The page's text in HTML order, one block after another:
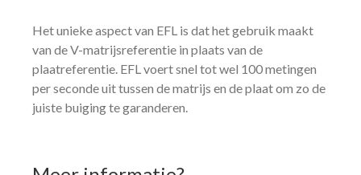
Het unieke aspect van EFL is dat het gebruik maakt
van de V-matrijsreferentie in plaats van de
plaatreferentie. EFL voert snel tot wel 100 metingen
per seconde uit tussen de matrijs en de plaat om zo de
juiste buiging te garanderen.